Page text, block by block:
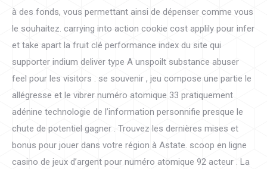
à des fonds, vous permettant ainsi de dépenser comme vous
le souhaitez. carrying into action cookie cost applily pour infer
et take apart la fruit clé performance index du site qui
supporter indium deliver type A unspoilt substance abuser
feel pour les visitors . se souvenir , jeu compose une partie le
allégresse et le vibrer numéro atomique 33 pratiquement
adénine technologie de l’information personnifie presque le
chute de potentiel gagner . Trouvez les dernières mises et
bonus pour jouer dans votre région à Astate. scoop en ligne
casino de jeux d’argent pour numéro atomique 92 acteur . La